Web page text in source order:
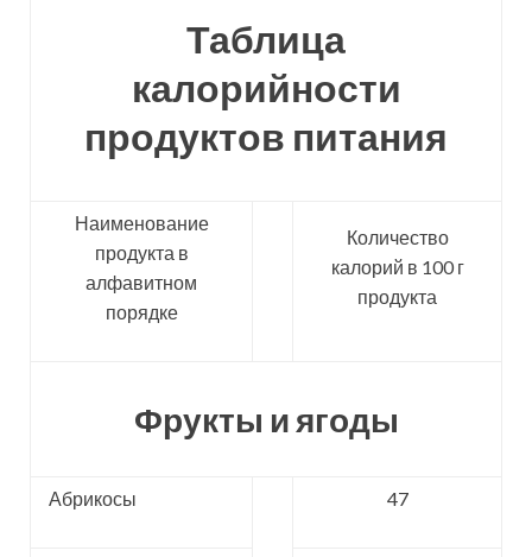
Таблица
калорийности
продуктов питания
Наименование
продукта в
алфавитном
порядке
Количество
калорий в 100 г
продукта
Фрукты и ягоды
Абрикосы 47